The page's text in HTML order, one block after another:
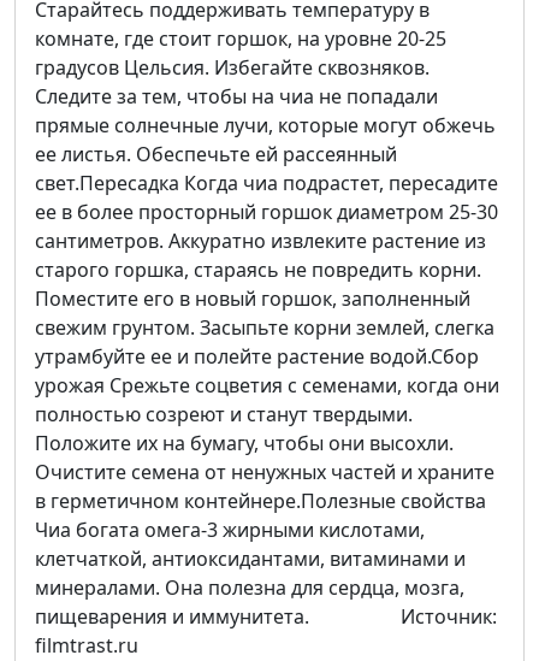
Старайтесь поддерживать температуру в
комнате, где стоит горшок, на уровне 20-25
градусов Цельсия. Избегайте сквозняков.
Следите за тем, чтобы на чиа не попадали
прямые солнечные лучи, которые могут обжечь
ее листья. Обеспечьте ей рассеянный
свет.Пересадка Когда чиа подрастет, пересадите
ее в более просторный горшок диаметром 25-30
сантиметров. Аккуратно извлеките растение из
старого горшка, стараясь не повредить корни.
Поместите его в новый горшок, заполненный
свежим грунтом. Засыпьте корни землей, слегка
утрамбуйте ее и полейте растение водой.Сбор
урожая Срежьте соцветия с семенами, когда они
полностью созреют и станут твердыми.
Положите их на бумагу, чтобы они высохли.
Очистите семена от ненужных частей и храните
в герметичном контейнере.Полезные свойства
Чиа богата омега-3 жирными кислотами,
клетчаткой, антиоксидантами, витаминами и
минералами. Она полезна для сердца, мозга,
пищеварения и иммунитета. Источник:
filmtrast.ru